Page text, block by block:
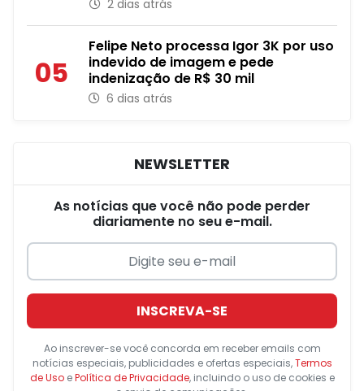
2 dias atrás
05
Felipe Neto processa Igor 3K por uso
indevido de imagem e pede
indenização de R$ 30 mil
6 dias atrás
NEWSLETTER
As notícias que você não pode perder
diariamente no seu e-mail.
INSCREVA-SE
Ao inscrever-se você concorda em receber emails com
notícias especiais, publicidades e ofertas especiais,Termos
de UsoePolítica de Privacidade, incluindo o uso de cookies e